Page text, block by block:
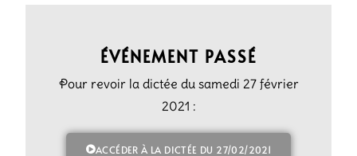
ÉVÉNEMENT PASSÉ
Pour revoir la dictée du samedi 27 février
2021 :
ACCÉDER À LA DICTÉE DU 27/02/2021